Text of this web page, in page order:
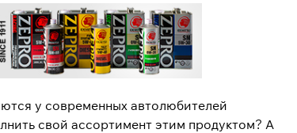
у современных автолюбителей
свой ассортимент этим продуктом? А